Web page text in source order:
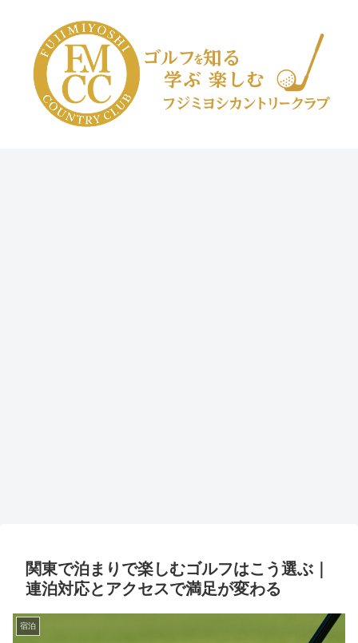
関東で泊まりで楽しむゴルフはこう選ぶ｜
連泊対応とアクセスで満足が変わる
宿泊